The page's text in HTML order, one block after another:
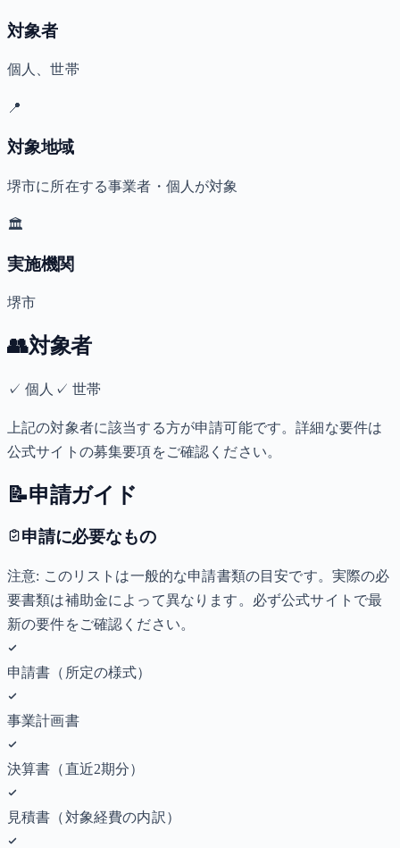
対象者
個人、世帯
📍
対象地域
堺市に所在する事業者・個人が対象
🏛️
実施機関
堺市
👥対象者
✓個人 ✓ 世帯
上記の対象者に該当する方が申請可能です。詳細な要件は
公式サイトの募集要項をご確認ください。
📝申請ガイド
申請に必要なもの
注意: このリストは一般的な申請書類の目安です。実際の必
要書類は補助金によって異なります。必ず公式サイトで最
新の要件をご確認ください。
申請書（所定の様式）
事業計画書
決算書（直近2期分）
見積書（対象経費の内訳）